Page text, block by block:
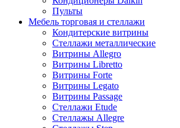
Пульты
Мебель торговая и стеллажи
Кондитерские витрины
Стеллажи металлические
Витрины Allegro
Витрины Libretto
Витрины Forte
Витрины Legato
Витрины Passage
Стеллажи Etude
Стеллажы Allegre